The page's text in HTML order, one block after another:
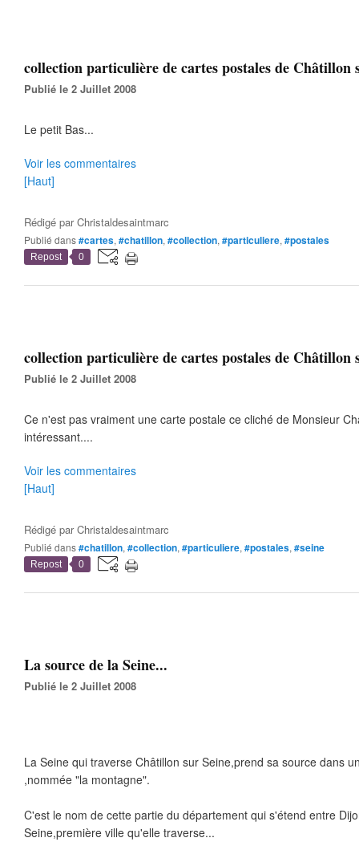
collection particulière de cartes postales de Châtillon
Publié le 2 Juillet 2008
Le petit Bas...
Voir les commentaires
[Haut]
Rédigé parChristaldesaintmarc
Publié dans#cartes, #chatillon, #collection, #particuliere, #postales
Repost 0
collection particulière de cartes postales de Châtillon
Publié le 2 Juillet 2008
Ce n'est pas vraiment une carte postale ce cliché de Monsieur
intéressant....
Voir les commentaires
[Haut]
Rédigé parChristaldesaintmarc
Publié dans#chatillon, #collection, #particuliere, #postales, #seine
Repost 0
La source de la Seine...
Publié le 2 Juillet 2008
La Seine qui traverse Châtillon sur Seine,prend sa source dans
,nommée "la montagne".
C'est le nom de cette partie du département qui s'étend entre
Seine,première ville qu'elle traverse...